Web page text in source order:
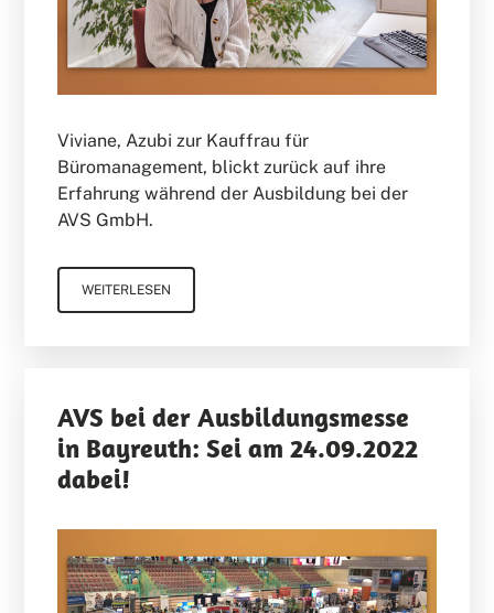
Viviane, Azubi zur Kauffrau für
Büromanagement, blickt zurück auf ihre
Erfahrung während der Ausbildung bei der
AVS GmbH.
WEITERLESEN
AVS bei der Ausbildungsmesse
in Bayreuth: Sei am 24.09.2022
dabei!